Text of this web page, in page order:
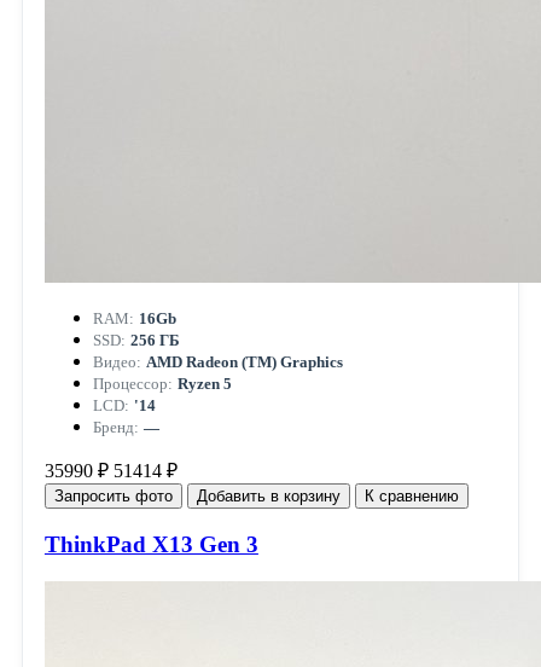
RAM: 16Gb
SSD: 256 ГБ
Видео: AMD Radeon (TM) Graphics
Процессор: Ryzen 5
LCD: '14
Бренд: —
35990 ₽ 51414 ₽
Запросить фото Добавить в корзину К сравнению
ThinkPad X13 Gen 3